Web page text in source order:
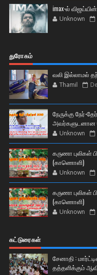
imax-ல்
Unknown
துரோகம்
வலி இல்லாமல்
Thamil
நேருக்கு நேர்-
Unknown
கருணா புலிகள்
(காணொளி)
Unknown
கருணா புலிகள்
(காணொளி)
Unknown
கட்டுரைகள்
சேனாதி :
தத்தளிக்கும்